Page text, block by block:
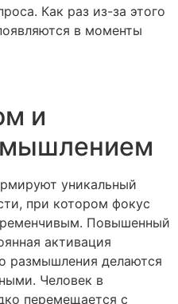
Как раз из-за этого
в моменты
и
уникальный
при котором фокус
Повышенный
активация
размышления делаются
Человек в
перемещается с